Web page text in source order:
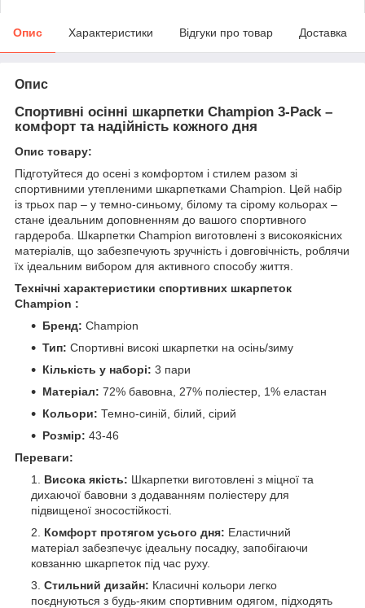
Опис Характеристики Відгуки про товар Доставка
Опис
Спортивні осінні шкарпетки Champion 3-Pack –
комфорт та надійність кожного дня
Опис товару:
Підготуйтеся до осені з комфортом і стилем разом зі
спортивними утепленими шкарпетками Champion. Цей набір
із трьох пар – у темно-синьому, білому та сірому кольорах –
стане ідеальним доповненням до вашого спортивного
гардероба. Шкарпетки Champion виготовлені з високоякісних
матеріалів, що забезпечують зручність і довговічність, роблячи
їх ідеальним вибором для активного способу життя.
Технічні характеристики спортивних шкарпеток
Champion :
Бренд: Champion
Тип: Спортивні високі шкарпетки на осінь/зиму
Кількість у наборі: 3 пари
Матеріал: 72% бавовна, 27% поліестер, 1% еластан
Кольори: Темно-синій, білий, сірий
Розмір: 43-46
Переваги:
Висока якість: Шкарпетки виготовлені з міцної та
дихаючої бавовни з додаванням поліестеру для
підвищеної зносостійкості.
Комфорт протягом усього дня: Еластичний
матеріал забезпечує ідеальну посадку, запобігаючи
ковзанню шкарпеток під час руху.
Стильний дизайн: Класичні кольори легко
поєднуються з будь-яким спортивним одягом, підходять